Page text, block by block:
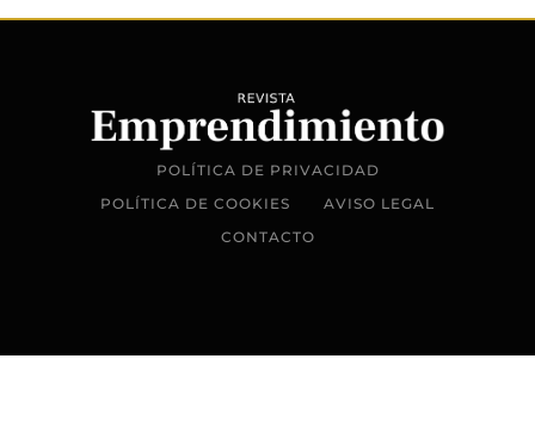
POLÍTICA DE PRIVACIDAD
POLÍTICA DE COOKIES
AVISO LEGAL
CONTACTO